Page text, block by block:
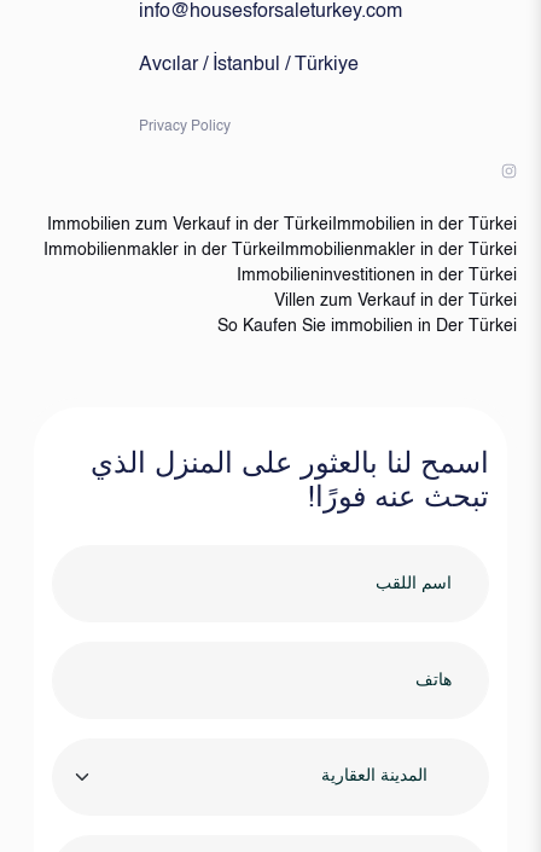
info@housesforsaleturkey.com
Avcılar / İstanbul / Türkiye
Privacy Policy
Immobilien in der Türkei
Immobilien zum Verkauf in der Türkei
Immobilienmakler in der Türkei
Immobilienmakler in der Türkei
Immobilieninvestitionen in der Türkei
Villen zum Verkauf in der Türkei
So Kaufen Sie immobilien in Der Türkei
اسمح لنا بالعثور على المنزل الذي
تبحث عنه فورًا!
المدينة العقارية